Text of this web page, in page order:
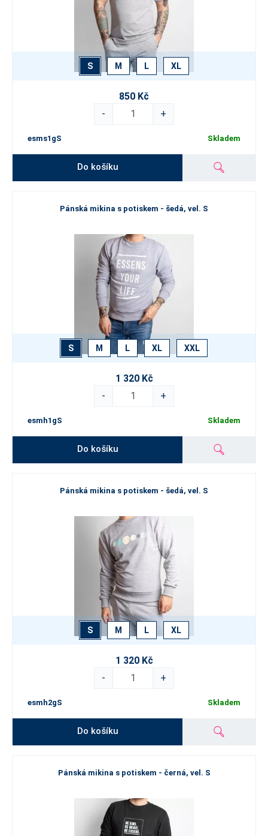
S M L XL
850 Kč
-
+
esms1gS Skladem
Do košíku
Pánská mikina s potiskem - šedá, vel. S
S M L XL XXL
1 320 Kč
-
+
esmh1gS Skladem
Do košíku
Pánská mikina s potiskem - šedá, vel. S
S M L XL
1 320 Kč
-
+
esmh2gS Skladem
Do košíku
Pánská mikina s potiskem - černá, vel. S